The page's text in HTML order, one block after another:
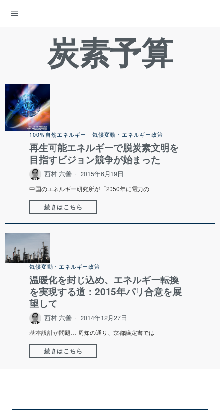
炭素予算
100%自然エネルギー · 気候変動・エネルギー政策
再生可能エネルギーで脱炭素文明を
目指すビジョン競争が始まった
西村 六善 2015年6月19日
中国のエネルギー研究所が「2050年に電力の
続きはこちら
気候変動・エネルギー政策
温暖化を封じ込め、エネルギー転換
を実現する道：2015年パリ合意を展
望して
西村 六善 2014年12月27日
基本設計が問題… 周知の通り、京都議定書では
続きはこちら